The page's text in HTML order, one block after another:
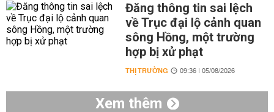
Đăng thông tin sai lệch
về Trục đại lộ cảnh quan
sông Hồng, một trường
hợp bị xử phạt
THỊ TRƯỜNG 09:36 | 05/08/2026
Xem thêm